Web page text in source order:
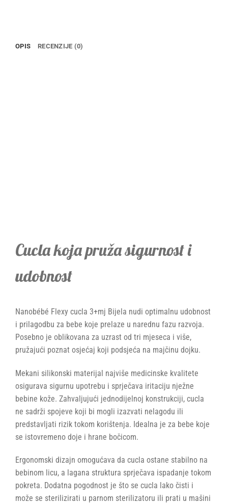
OPIS RECENZIJE (0)
Cucla koja pruža sigurnost i
udobnost
Nanobébé Flexy cucla 3+mj Bijela nudi optimalnu udobnost
i prilagodbu za bebe koje prelaze u narednu fazu razvoja.
Posebno je oblikovana za uzrast od tri mjeseca i više,
pružajući poznat osjećaj koji podsjeća na majčinu dojku.
Mekani silikonski materijal najviše medicinske kvalitete
osigurava sigurnu upotrebu i sprječava iritaciju nježne
bebine kože. Zahvaljujući jednodijelnoj konstrukciji, cucla
ne sadrži spojeve koji bi mogli izazvati nelagodu ili
predstavljati rizik tokom korištenja. Idealna je za bebe koje
se istovremeno doje i hrane bočicom.
Ergonomski dizajn omogućava da cucla ostane stabilno na
bebinom licu, a lagana struktura sprječava ispadanje tokom
pokreta. Dodatna pogodnost je što se cucla lako čisti i
može se sterilizirati u parnom sterilizatoru ili prati u mašini